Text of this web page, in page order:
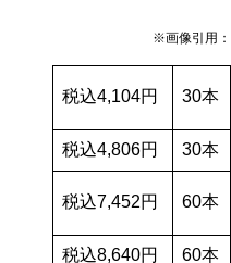
※画像引用：
税込4,104円 30本
税込4,806円 30本
税込7,452円 60本
税込8,640円 60本